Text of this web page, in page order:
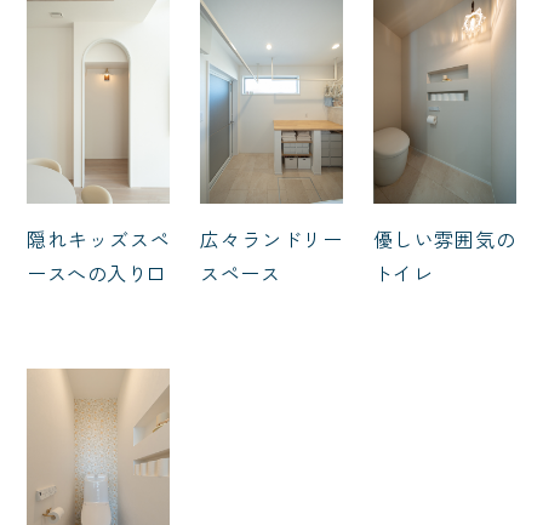
隠れキッズスペ
ースへの入り口
広々ランドリー
スペース
優しい雰囲気の
トイレ